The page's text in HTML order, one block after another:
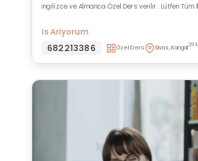
ingilizce ve Almanca Özel Ders verilir . Lütfen Tüm
Is Ariyorum
682213386 Özel Ders Sivas, Kangal29